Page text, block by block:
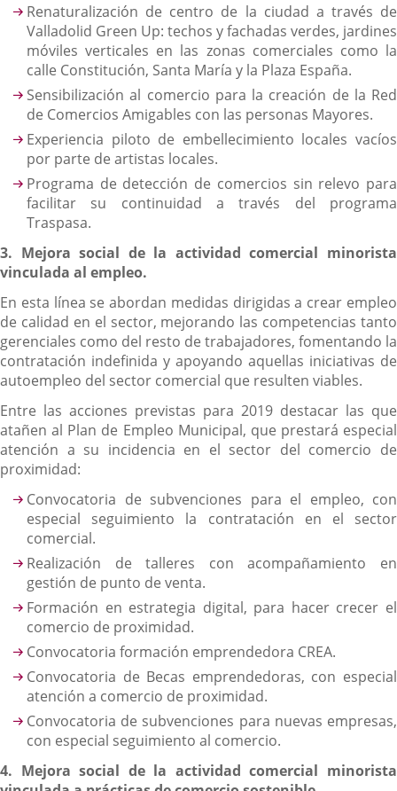
Renaturalización de centro de la ciudad a través de
Valladolid Green Up: techos y fachadas verdes, jardines
móviles verticales en las zonas comerciales como la
calle Constitución, Santa María y la Plaza España.
Sensibilización al comercio para la creación de la Red
de Comercios Amigables con las personas Mayores.
Experiencia piloto de embellecimiento locales vacíos
por parte de artistas locales.
Programa de detección de comercios sin relevo para
facilitar su continuidad a través del programa
Traspasa.
3. Mejora social de la actividad comercial minorista
vinculada al empleo.
En esta línea se abordan medidas dirigidas a crear empleo
de calidad en el sector, mejorando las competencias tanto
gerenciales como del resto de trabajadores, fomentando la
contratación indefinida y apoyando aquellas iniciativas de
autoempleo del sector comercial que resulten viables.
Entre las acciones previstas para 2019 destacar las que
atañen al Plan de Empleo Municipal, que prestará especial
atención a su incidencia en el sector del comercio de
proximidad:
Convocatoria de subvenciones para el empleo, con
especial seguimiento la contratación en el sector
comercial.
Realización de talleres con acompañamiento en
gestión de punto de venta.
Formación en estrategia digital, para hacer crecer el
comercio de proximidad.
Convocatoria formación emprendedora CREA.
Convocatoria de Becas emprendedoras, con especial
atención a comercio de proximidad.
Convocatoria de subvenciones para nuevas empresas,
con especial seguimiento al comercio.
4. Mejora social de la actividad comercial minorista